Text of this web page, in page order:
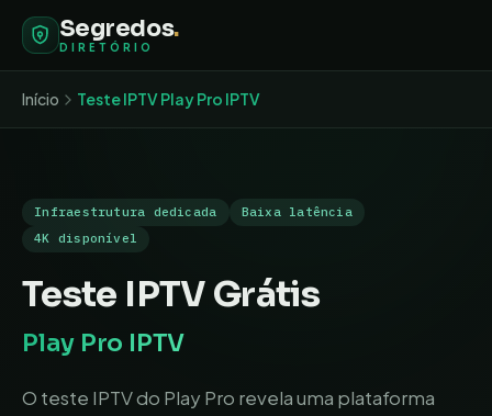
Segredos.
DIRETÓRIO
Início Teste IPTVPlay Pro IPTV
Infraestrutura dedicada
Baixa latência
4K disponível
Teste IPTV Grátis
Play Pro IPTV
O teste IPTV do Play Pro revela uma plataforma